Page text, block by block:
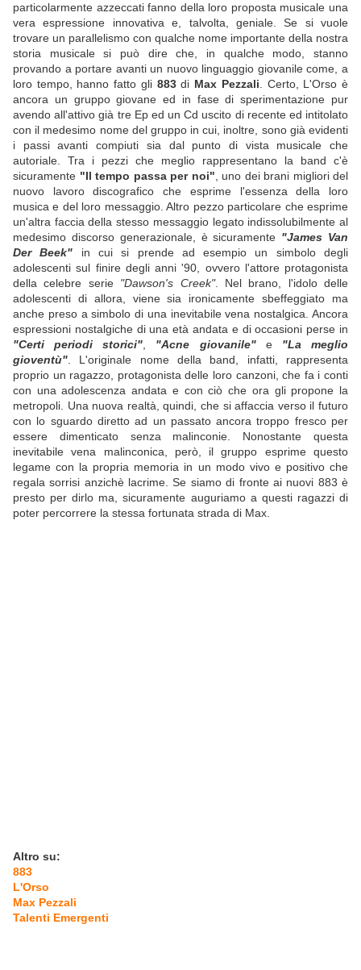
particolarmente azzeccati fanno della loro proposta musicale una
vera espressione innovativa e, talvolta, geniale. Se si vuole
trovare un parallelismo con qualche nome importante della nostra
storia musicale si può dire che, in qualche modo, stanno
provando a portare avanti un nuovo linguaggio giovanile come, a
loro tempo, hanno fatto gli 883di Max Pezzali . Certo, L'Orso è
ancora un gruppo giovane ed in fase di sperimentazione pur
avendo all'attivo già tre Ep ed un Cd uscito di recente ed intitolato
con il medesimo nome del gruppo in cui, inoltre, sono già evidenti
i passi avanti compiuti sia dal punto di vista musicale che
autoriale. Tra i pezzi che meglio rappresentano la band c'è
sicuramente "Il tempo passa per noi" , uno dei brani migliori del
nuovo lavoro discografico che esprime l'essenza della loro
musica e del loro messaggio. Altro pezzo particolare che esprime
un'altra faccia della stesso messaggio legato indissolubilmente al
medesimo discorso generazionale, è sicuramente "James Van
Der Beek" in cui si prende ad esempio un simbolo degli
adolescenti sul finire degli anni '90, ovvero l'attore protagonista
della celebre serie "Dawson's Creek". Nel brano, l'idolo delle
adolescenti di allora, viene sia ironicamente sbeffeggiato ma
anche preso a simbolo di una inevitabile vena nostalgica. Ancora
espressioni nostalgiche di una età andata e di occasioni perse in
"Certi periodi storici"
"Acne giovanile"e "La meglio
gioventù" . L'originale nome della band, infatti, rappresenta
proprio un ragazzo, protagonista delle loro canzoni, che fa i conti
con una adolescenza andata e con ciò che ora gli propone la
metropoli. Una nuova realtà, quindi, che si affaccia verso il futuro
con lo sguardo diretto ad un passato ancora troppo fresco per
essere dimenticato senza malinconie. Nonostante questa
inevitabile vena malinconica, però, il gruppo esprime questo
legame con la propria memoria in un modo vivo e positivo che
regala sorrisi anzichè lacrime. Se siamo di fronte ai nuovi 883 è
presto per dirlo ma, sicuramente auguriamo a questi ragazzi di
poter percorrere la stessa fortunata strada di Max.
Altro su:
883
L'Orso
Max Pezzali
Talenti Emergenti